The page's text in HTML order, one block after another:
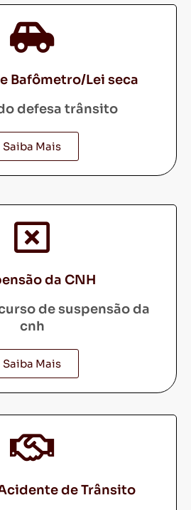
Bafômetro/Lei seca
defesa trânsito
Saiba Mais
da CNH
de suspensão da
cnh
Saiba Mais
de Trânsito